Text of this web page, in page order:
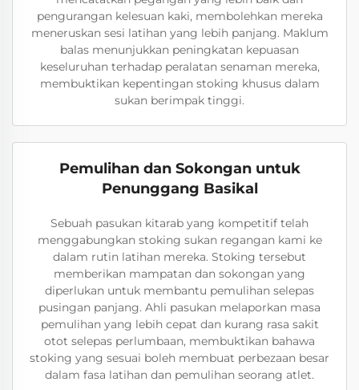
pengurangan kelesuan kaki, membolehkan mereka
meneruskan sesi latihan yang lebih panjang. Maklum
balas menunjukkan peningkatan kepuasan
keseluruhan terhadap peralatan senaman mereka,
membuktikan kepentingan stoking khusus dalam
sukan berimpak tinggi.
Pemulihan dan Sokongan untuk
Penunggang Basikal
Sebuah pasukan kitarab yang kompetitif telah
menggabungkan stoking sukan regangan kami ke
dalam rutin latihan mereka. Stoking tersebut
memberikan mampatan dan sokongan yang
diperlukan untuk membantu pemulihan selepas
pusingan panjang. Ahli pasukan melaporkan masa
pemulihan yang lebih cepat dan kurang rasa sakit
otot selepas perlumbaan, membuktikan bahawa
stoking yang sesuai boleh membuat perbezaan besar
dalam fasa latihan dan pemulihan seorang atlet.